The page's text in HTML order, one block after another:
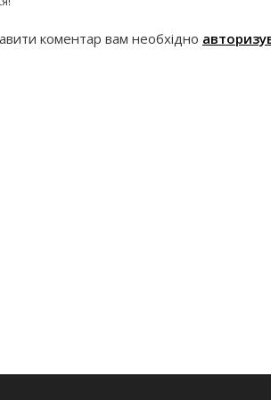
коментар вам необхідно